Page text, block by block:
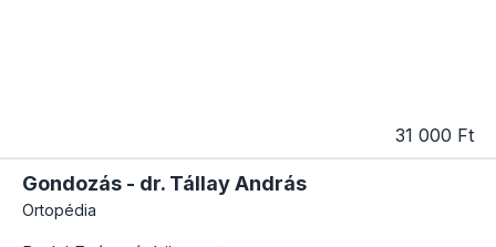
31 000 Ft
Gondozás - dr. Tállay András
Ortopédia